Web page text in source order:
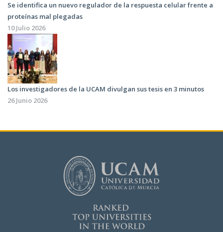
Se identifica un nuevo regulador de la respuesta celular frente a
proteínas mal plegadas
10 Julio 2026
Los investigadores de la UCAM divulgan sus tesis en 3 minutos
26 Junio 2026